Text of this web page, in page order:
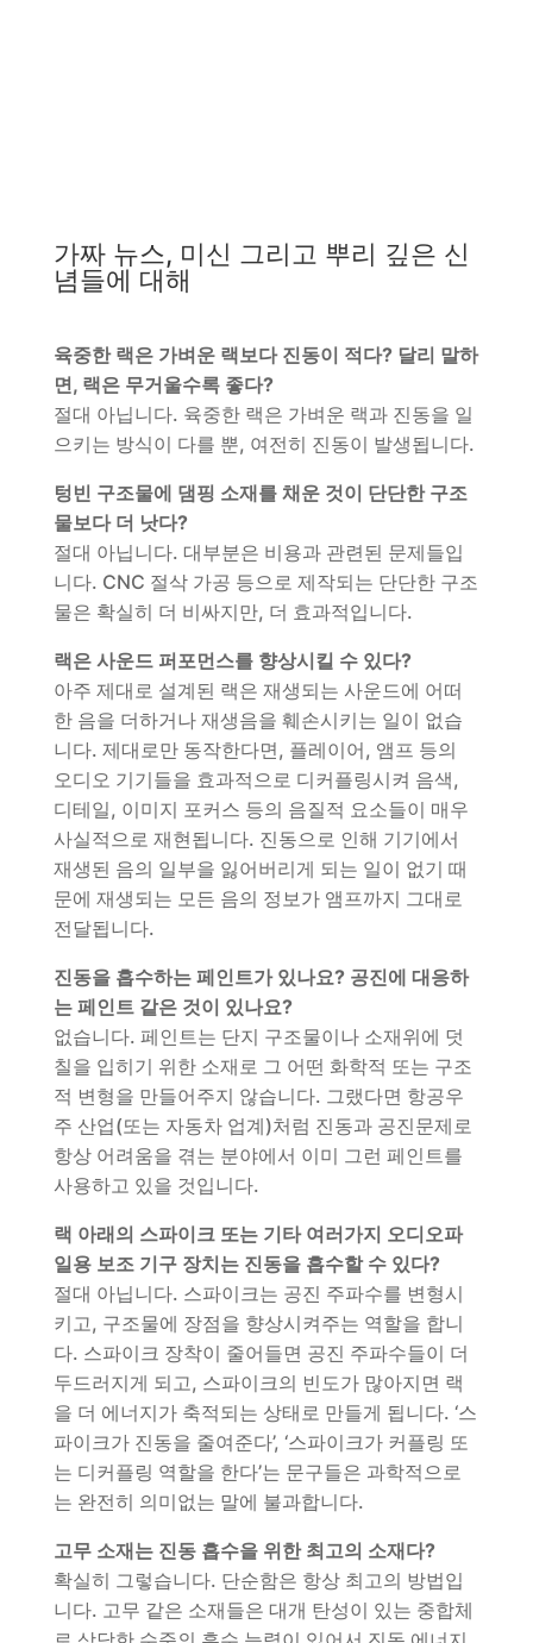
가짜 뉴스, 미신 그리고 뿌리 깊은 신
념들에 대해
육중한 랙은 가벼운 랙보다 진동이 적다? 달리 말하
면, 랙은 무거울수록 좋다?
절대 아닙니다. 육중한 랙은 가벼운 랙과 진동을 일
으키는 방식이 다를 뿐, 여전히 진동이 발생됩니다.
텅빈 구조물에 댐핑 소재를 채운 것이 단단한 구조
물보다 더 낫다?
절대 아닙니다. 대부분은 비용과 관련된 문제들입
니다. CNC 절삭 가공 등으로 제작되는 단단한 구조
물은 확실히 더 비싸지만, 더 효과적입니다.
랙은 사운드 퍼포먼스를 향상시킬 수 있다?
아주 제대로 설계된 랙은 재생되는 사운드에 어떠
한 음을 더하거나 재생음을 훼손시키는 일이 없습
니다. 제대로만 동작한다면, 플레이어, 앰프 등의
오디오 기기들을 효과적으로 디커플링시켜 음색,
디테일, 이미지 포커스 등의 음질적 요소들이 매우
사실적으로 재현됩니다. 진동으로 인해 기기에서
재생된 음의 일부을 잃어버리게 되는 일이 없기 때
문에 재생되는 모든 음의 정보가 앰프까지 그대로
전달됩니다.
진동을 흡수하는 페인트가 있나요? 공진에 대응하
는 페인트 같은 것이 있나요?
없습니다. 페인트는 단지 구조물이나 소재위에 덧
칠을 입히기 위한 소재로 그 어떤 화학적 또는 구조
적 변형을 만들어주지 않습니다. 그랬다면 항공우
주 산업(또는 자동차 업계)처럼 진동과 공진문제로
항상 어려움을 겪는 분야에서 이미 그런 페인트를
사용하고 있을 것입니다.
랙 아래의 스파이크 또는 기타 여러가지 오디오파
일용 보조 기구 장치는 진동을 흡수할 수 있다?
절대 아닙니다. 스파이크는 공진 주파수를 변형시
키고, 구조물에 장점을 향상시켜주는 역할을 합니
다. 스파이크 장착이 줄어들면 공진 주파수들이 더
두드러지게 되고, 스파이크의 빈도가 많아지면 랙
을 더 에너지가 축적되는 상태로 만들게 됩니다. ‘스
파이크가 진동을 줄여준다’, ‘스파이크가 커플링 또
는 디커플링 역할을 한다’는 문구들은 과학적으로
는 완전히 의미없는 말에 불과합니다.
고무 소재는 진동 흡수을 위한 최고의 소재다?
확실히 그렇습니다. 단순함은 항상 최고의 방법입
니다. 고무 같은 소재들은 대개 탄성이 있는 중합체